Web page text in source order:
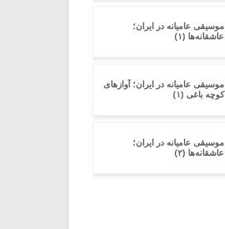
موسیقی عامیانه در ایران؛
عاشقانه‌ها (۱)
موسیقی عامیانه در ایران؛ آوازهای
کوچه باغی (۱)
موسیقی عامیانه در ایران؛
عاشقانه‌ها (۲)